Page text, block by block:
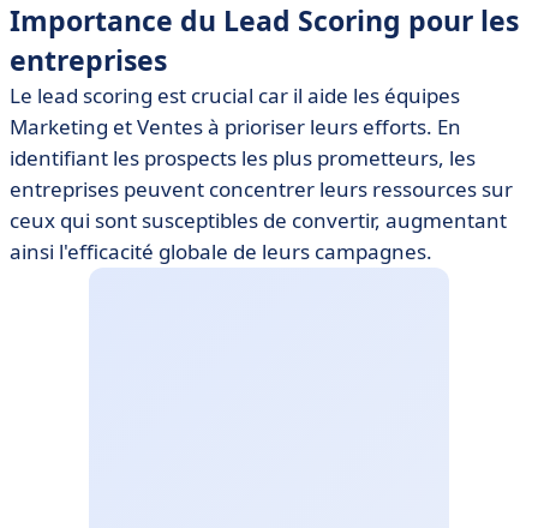
Importance du Lead Scoring pour les
entreprises
Le lead scoring est crucial car il aide les équipes
Marketing et Ventes à prioriser leurs efforts. En
identifiant les prospects les plus prometteurs, les
entreprises peuvent concentrer leurs ressources sur
ceux qui sont susceptibles de convertir, augmentant
ainsi l'efficacité globale de leurs campagnes.